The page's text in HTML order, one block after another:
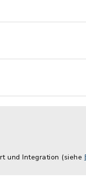
und Integration (siehe